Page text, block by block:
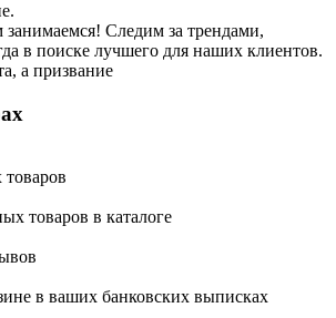
Следим за трендами,
в поиске лучшего для наших клиентов.
а призвание
товаров в каталоге
в ваших банковских выписках